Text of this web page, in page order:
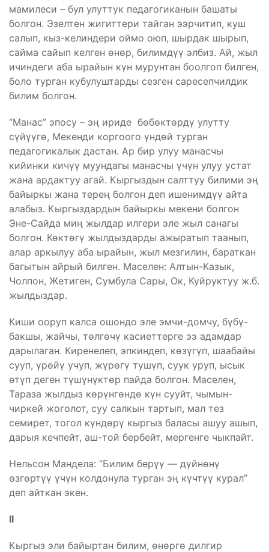
мамилеси – бул улуттук педагогиканын башаты
болгон. Эзелтен жигиттери тайган ээрчитип, куш
салып, кыз-келиндери оймо оюп, шырдак шырып,
сайма сайып келген өнөр, билимдүү элбиз. Ай, жыл
ичиндеги аба ырайын күн мурунтан боолгоп билген,
боло турган кубулуштарды сезген саресепчилдик
билим болгон.
“Манас” эпосу – эң ириде бөбөктөрдү улутту
сүйүүгө, Мекенди коргоого үндөй турган
педагогикалык дастан. Ар бир улуу манасчы
кийинки кичүү муундагы манасчы үчүн улуу устат
жана ардактуу агай. Кыргыздын салттуу билими эң
байыркы жана терең болгон деп ишенимдүү айта
алабыз. Кыргыздардын байыркы мекени болгон
Эне-Сайда миң жылдар илгери эле жыл санагы
болгон. Көктөгү жылдыздарды ажыратып таанып,
алар аркылуу аба ырайын, жыл мезгилин, бараткан
багытын айрый билген. Маселен: Алтын-Казык,
Чолпон, Жетиген, Сумбула Сары, Ок, Куйруктуу ж.б.
жылдыздар.
Киши ооруп калса ошондо эле эмчи-домчу, бүбү-
бакшы, жайчы, төлгөчү касиеттерге ээ адамдар
дарылаган. Киренелеп, эпкиндеп, көзүгүп, шаабайы
сууп, үрөйү учуп, жүрөгү тушүп, суук уруп, ысык
өтүп деген түшүнүктөр пайда болгон. Маселен,
Тараза жылдыз көрүнгөндө күн сууйт, чымын-
чиркей жоголот, суу салкын тартып, мал тез
семирет, тогол күндөрү кыргыз баласы ашуу ашып,
дарыя кечпейт, аш-той бербейт, мергенге чыкпайт.
Нельсон Мандела: “Билим берүү — дүйнөнү
өзгөртүү үчүн колдонула турган эң күчтүү курал”
деп айткан экен.
II
Кыргыз эли байыртан билим, өнөргө дилгир